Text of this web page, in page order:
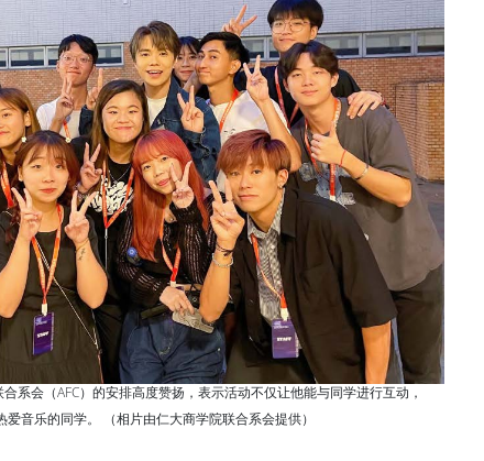
系会（AFC）的安排高度赞扬，表示活动不仅让他能与同学进行互动，
爱音乐的同学。 （相片由仁大商学院联合系会提供）